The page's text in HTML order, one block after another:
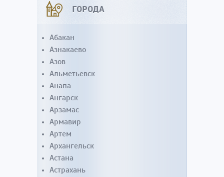
ГОРОДА
Абакан
Азнакаево
Азов
Альметьевск
Анапа
Ангарск
Арзамас
Армавир
Артем
Архангельск
Астана
Астрахань